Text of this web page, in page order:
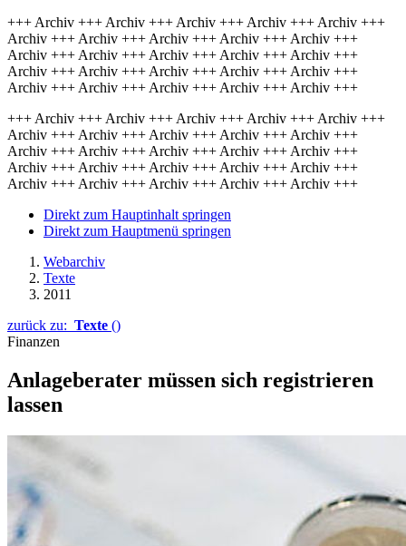
+++ Archiv +++ Archiv +++ Archiv +++ Archiv +++ Archiv +++
Archiv +++ Archiv +++ Archiv +++ Archiv +++ Archiv +++
Archiv +++ Archiv +++ Archiv +++ Archiv +++ Archiv +++
Archiv +++ Archiv +++ Archiv +++ Archiv +++ Archiv +++
Archiv +++ Archiv +++ Archiv +++ Archiv +++ Archiv +++
+++ Archiv +++ Archiv +++ Archiv +++ Archiv +++ Archiv +++
Archiv +++ Archiv +++ Archiv +++ Archiv +++ Archiv +++
Archiv +++ Archiv +++ Archiv +++ Archiv +++ Archiv +++
Archiv +++ Archiv +++ Archiv +++ Archiv +++ Archiv +++
Archiv +++ Archiv +++ Archiv +++ Archiv +++ Archiv +++
Direkt zum Hauptinhalt springen
Direkt zum Hauptmenü springen
Webarchiv
Texte
2011
zurück zu: Texte ()
Finanzen
Anlageberater müssen sich registrieren
lassen